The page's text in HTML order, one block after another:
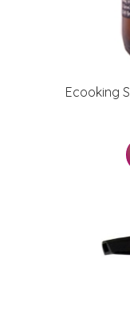
Ecooking